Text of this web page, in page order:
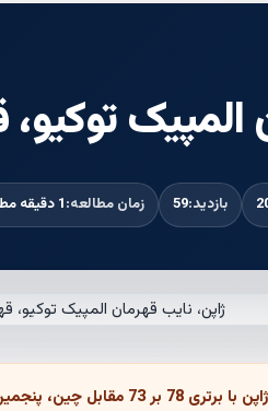
المپیک
بازدید:59 زمان مطالعه:1 دقیقه مطالعه
با غلبه بر کره، سوم شد.